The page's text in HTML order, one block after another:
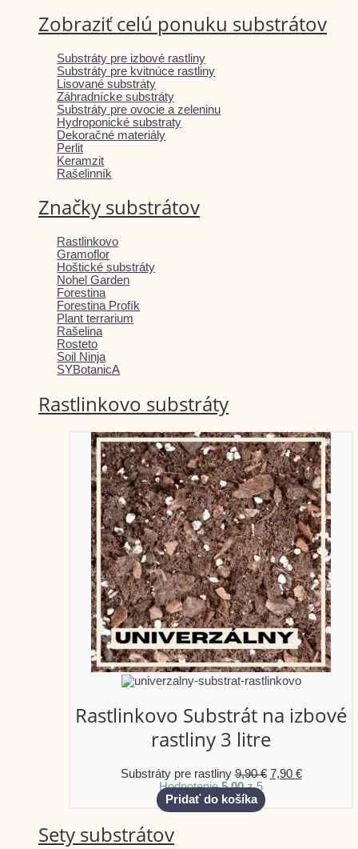
Zobraziť celú ponuku substrátov
Substráty pre izbové rastliny
Substráty pre kvitnúce rastliny
Lisované substráty
Záhradnícke substráty
Substráty pre ovocie a zeleninu
Hydroponické substraty
Dekoračné materiály
Perlit
Keramzit
Rašelinník
Značky substrátov
Rastlinkovo
Gramoflor
Hoštické substráty
Nohel Garden
Forestina
Forestina Profík
Plant terrarium
Rašelina
Rosteto
Soil Ninja
SYBotanicA
Rastlinkovo substráty
Rastlinkovo Substrát na izbové
rastliny 3 litre
Substráty pre rastliny9,90€ 7,90 €
Hodnotenie5.00z 5
Pridať do košíka
Sety substrátov